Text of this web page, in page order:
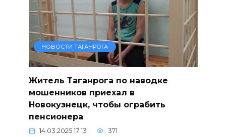
НОВОСТИ ТАГАНРОГА
Житель Таганрога по наводке
мошенников приехал в
Новокузнецк, чтобы ограбить
пенсионера
14.03.2025 17:13 371